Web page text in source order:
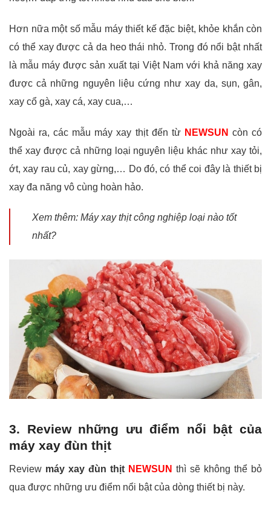
Hơn nữa một số mẫu máy thiết kế đặc biệt, khỏe khắn còn
có thể xay được cả da heo thái nhỏ. Trong đó nổi bật nhất
là mẫu máy được sản xuất tại Việt Nam với khả năng xay
được cả những nguyên liệu cứng như xay da, sụn, gân,
xay cổ gà, xay cá, xay cua,…
Ngoài ra, các mẫu máy xay thịt đến từ NEWSUN còn có
thể xay được cả những loại nguyên liệu khác như xay tỏi,
ớt, xay rau củ, xay gừng,… Do đó, có thể coi đây là thiết bị
xay đa năng vô cùng hoàn hảo.
Xem thêm: Máy xay thịt công nghiệp loại nào tốt
nhất?
3. Review những ưu điểm nổi bật của
máy xay đùn thịt
Review máy xay đùn thịt NEWSUN thì sẽ không thể bỏ
qua được những ưu điểm nổi bật của dòng thiết bị này.